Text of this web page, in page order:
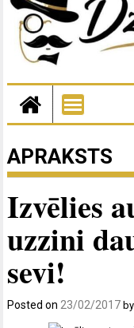
APRAKSTS
Izvēlies
uzzini
sevi!
Posted on23/02/2017 by